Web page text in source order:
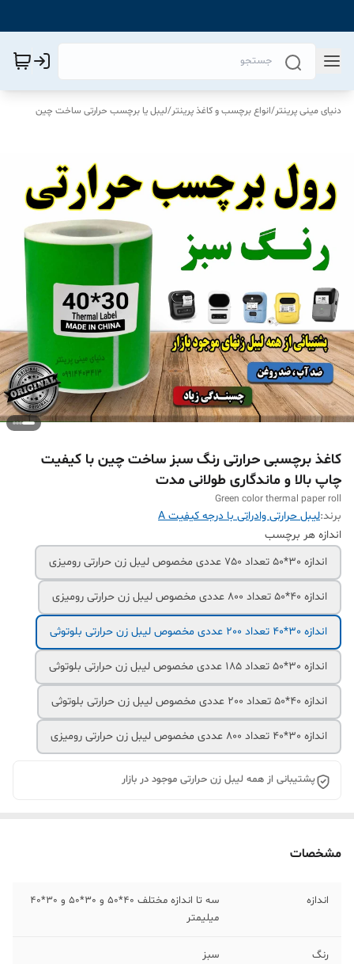
دنیای مینی پرینتر/انواع برچسب و کاغذ پرینتر/لیبل یا برچسب حرارتی ساخت چین
کاغذ برچسبی حرارتی رنگ سبز ساخت چین با کیفیت
چاپ بالا و ماندگاری طولانی مدت
Green color thermal paper roll
برند:لیبل حرارتی وادراتی با درجه کیفیت A
اندازه هر برچسب
اندازه 30*50 تعداد 750 عددی مخصوص لیبل زن حرارتی رومیزی
اندازه 40*50 تعداد 800 عددی مخصوص لیبل زن حرارتی رومیزی
اندازه 30*40 تعداد 200 عددی مخصوص لیبل زن حرارتی بلوتوثی
اندازه 30*50 تعداد 185 عددی مخصوص لیبل زن حرارتی بلوتوثی
اندازه 40*50 تعداد 200 عددی مخصوص لیبل زن حرارتی بلوتوثی
اندازه 30*40 تعداد 800 عددی مخصوص لیبل زن حرارتی رومیزی
پشتیبانی از همه لیبل زن حرارتی موجود در بازار
مشخصات
اندازه
سه تا اندازه مختلف 40*50 و 30*50 و 30*40
میلیمتر
رنگ سبز